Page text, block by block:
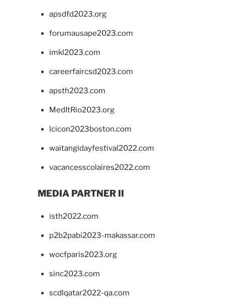
apsdfd2023.org
forumausape2023.com
imkl2023.com
careerfaircsd2023.com
apsth2023.com
MedItRio2023.org
lcicon2023boston.com
waitangidayfestival2022.com
vacancesscolaires2022.com
MEDIA PARTNER II
isth2022.com
p2b2pabi2023-makassar.com
wocfparis2023.org
sinc2023.com
scdlqatar2022-qa.com